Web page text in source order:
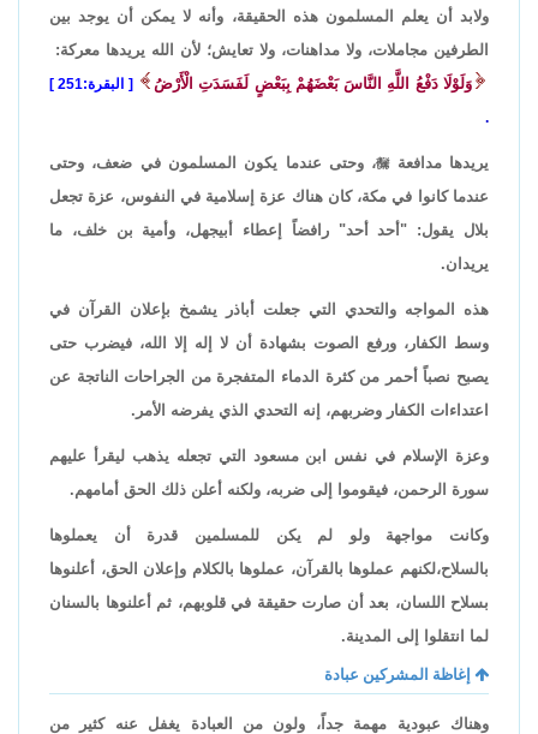
ولابد أن يعلم المسلمون هذه الحقيقة، وأنه لا يمكن أن يوجد بين
الطرفين مجاملات، ولا مداهنات، ولا تعايش؛ لأن الله يريدها معركة:
وَلَوْلَا دَفْعُ اللَّهِ النَّاسَ بَعْضَهُمْ بِبَعْضٍ لَفَسَدَتِ الْأَرْضُ
البقرة:251
.
يريدها مدافعة، وحتى عندما يكون المسلمون في ضعف، وحتى
عندما كانوا في مكة، كان هناك عزة إسلامية في النفوس، عزة تجعل
بلال يقول: "أحد أحد" رافضاً إعطاء أبيجهل، وأمية بن خلف، ما
يريدان.
هذه المواجه والتحدي التي جعلت أباذر يشمخ بإعلان القرآن في
وسط الكفار، ورفع الصوت بشهادة أن لا إله إلا الله، فيضرب حتى
يصبح نصباً أحمر من كثرة الدماء المتفجرة من الجراحات الناتجة عن
اعتداءات الكفار وضربهم، إنه التحدي الذي يفرضه الأمر.
وعزة الإسلام في نفس ابن مسعود التي تجعله يذهب ليقرأ عليهم
سورة الرحمن، فيقوموا إلى ضربه، ولكنه أعلن ذلك الحق أمامهم.
وكانت مواجهة ولو لم يكن للمسلمين قدرة أن يعملوها
بالسلاح،لكنهم عملوها بالقرآن، عملوها بالكلام وإعلان الحق، أعلنوها
بسلاح اللسان، بعد أن صارت حقيقة في قلوبهم، ثم أعلنوها بالسنان
لما انتقلوا إلى المدينة.
إغاظة المشركين عبادة
وهناك عبودية مهمة جداً، ولون من العبادة يغفل عنه كثير من